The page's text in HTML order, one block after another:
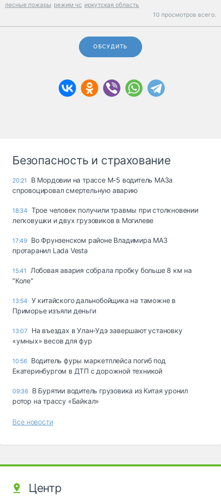
лесные пожары режим чс иркутская область
10 просмотров всего.
ОБСУДИТЬ
Безопасность и страхование
20:21
В Мордовии на трассе М-5 водитель МАЗа
спровоцировал смертельную аварию
18:34 Трое человек получили травмы при столкновении
легковушки и двух грузовиков в Могилеве
17:49 Во Фрунзенском районе Владимира МАЗ
протаранил Lada Vesta
15:41
Лобовая авария собрала пробку больше 8 км на
"Коле"
13:54 У китайского дальнобойщика на таможне в
Приморье изъяли деньги
13:07
Ha въeздax в Улaн-Удэ зaвepшaют ycтaнoвкy
«yмныx» вecoв для фyp
10:56 Водитель фуры маркетплейса погиб под
Екатеринбургом в ДТП с дорожной техникой
09:36 В Бурятии водитель грузовика из Китая уронил
ротор на трассу «Байкал»
Все новости
Центр